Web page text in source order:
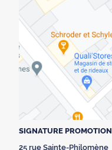
SIGNATURE PROMOTION
25 rue Sainte-Philomène